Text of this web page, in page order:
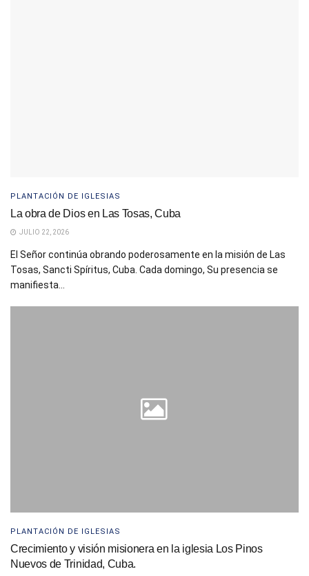
PLANTACIÓN DE IGLESIAS
La obra de Dios en Las Tosas, Cuba
JULIO 22, 2026
El Señor continúa obrando poderosamente en la misión de Las
Tosas, Sancti Spíritus, Cuba. Cada domingo, Su presencia se
manifiesta...
PLANTACIÓN DE IGLESIAS
Crecimiento y visión misionera en la iglesia Los Pinos
Nuevos de Trinidad, Cuba.